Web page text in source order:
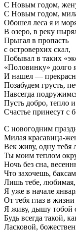
С Новым годом,
С Новым годом,
Обошел леса я и
В озеро, в реку
Прыгал в пропасть
с островерхих скал,
Побывал в таких
«Половинку» долго
И нашел —
Позабудем грусть,
Навсегда
Пусть добро, тепло
Счастье принесут с
С новогодним
Милая красавица-
Век живу, одну тебя
Ты моим теплом
Ночь без сна,
Что захочешь,
Лишь тебе,
Я уже в начале
От тебя глаз в жизни
Я живу, дышу тобой
Будь всегда такой,
Ласковой,